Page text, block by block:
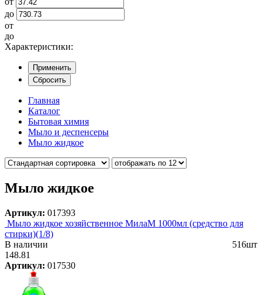
до
от
до
Характеристики:
Применить
Сбросить
Главная
Каталог
Бытовая химия
Мыло и деспенсеры
Мыло жидкое
Мыло жидкое
Артикул: 017393
Мыло жидкое хозяйственное МилаМ 1000мл (средство для
стирки)(1/8)
В наличии
516шт
148.81
Артикул: 017530